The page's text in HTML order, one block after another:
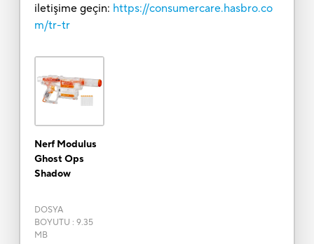
iletişime geçin: https://consumercare.hasbro.co
m/tr-tr
Nerf Modulus
Ghost Ops
Shadow
DOSYA
BOYUTU : 9.35
MB